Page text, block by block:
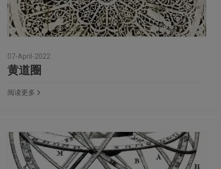
07-April-2022
黄道圈
阅读更多